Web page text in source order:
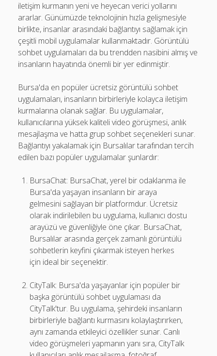
iletişim kurmanın yeni ve heyecan verici yollarını
ararlar. Günümüzde teknolojinin hızla gelişmesiyle
birlikte, insanlar arasındaki bağlantıyı sağlamak için
çeşitli mobil uygulamalar kullanmaktadır. Görüntülü
sohbet uygulamaları da bu trendden nasibini almış ve
insanların hayatında önemli bir yer edinmiştir.
Bursa'da en popüler ücretsiz görüntülü sohbet
uygulamaları, insanların birbirleriyle kolayca iletişim
kurmalarına olanak sağlar. Bu uygulamalar,
kullanıcılarına yüksek kaliteli video görüşmesi, anlık
mesajlaşma ve hatta grup sohbet seçenekleri sunar.
Bağlantıyı yakalamak için Bursalılar tarafından tercih
edilen bazı popüler uygulamalar şunlardır:
BursaChat: BursaChat, yerel bir odaklanma ile
Bursa'da yaşayan insanların bir araya
gelmesini sağlayan bir platformdur. Ücretsiz
olarak indirilebilen bu uygulama, kullanıcı dostu
arayüzü ve güvenliğiyle öne çıkar. BursaChat,
Bursalılar arasında gerçek zamanlı görüntülü
sohbetlerin keyfini çıkarmak isteyen herkes
için ideal bir seçenektir.
CityTalk: Bursa'da yaşayanlar için popüler bir
başka görüntülü sohbet uygulaması da
CityTalk'tur. Bu uygulama, şehirdeki insanların
birbirleriyle bağlantı kurmasını kolaylaştırırken,
aynı zamanda etkileyici özellikler sunar. Canlı
video görüşmeleri yapmanın yanı sıra, CityTalk